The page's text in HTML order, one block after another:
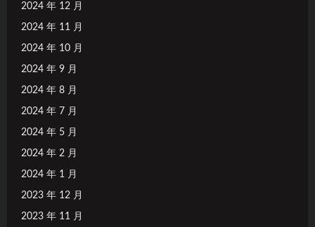
2024 年 12 月
2024 年 11 月
2024 年 10 月
2024 年 9 月
2024 年 8 月
2024 年 7 月
2024 年 5 月
2024 年 2 月
2024 年 1 月
2023 年 12 月
2023 年 11 月